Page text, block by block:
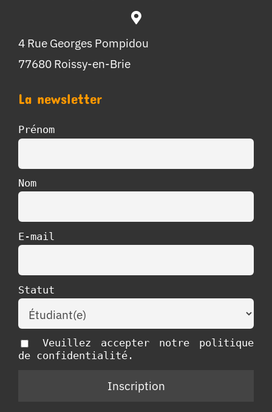
4 Rue Georges Pompidou
77680 Roissy-en-Brie
La newsletter
Prénom
Nom
E-mail
Statut
Veuillez accepter notre politique
de confidentialité.